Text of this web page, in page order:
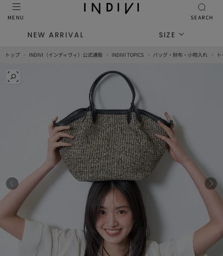
MENU SEARCH
NEW ARRIVAL SIZE
トップ INDIVI（インディヴィ）公式通販 INDIVI TOPICS バッグ・財布・小物入れ